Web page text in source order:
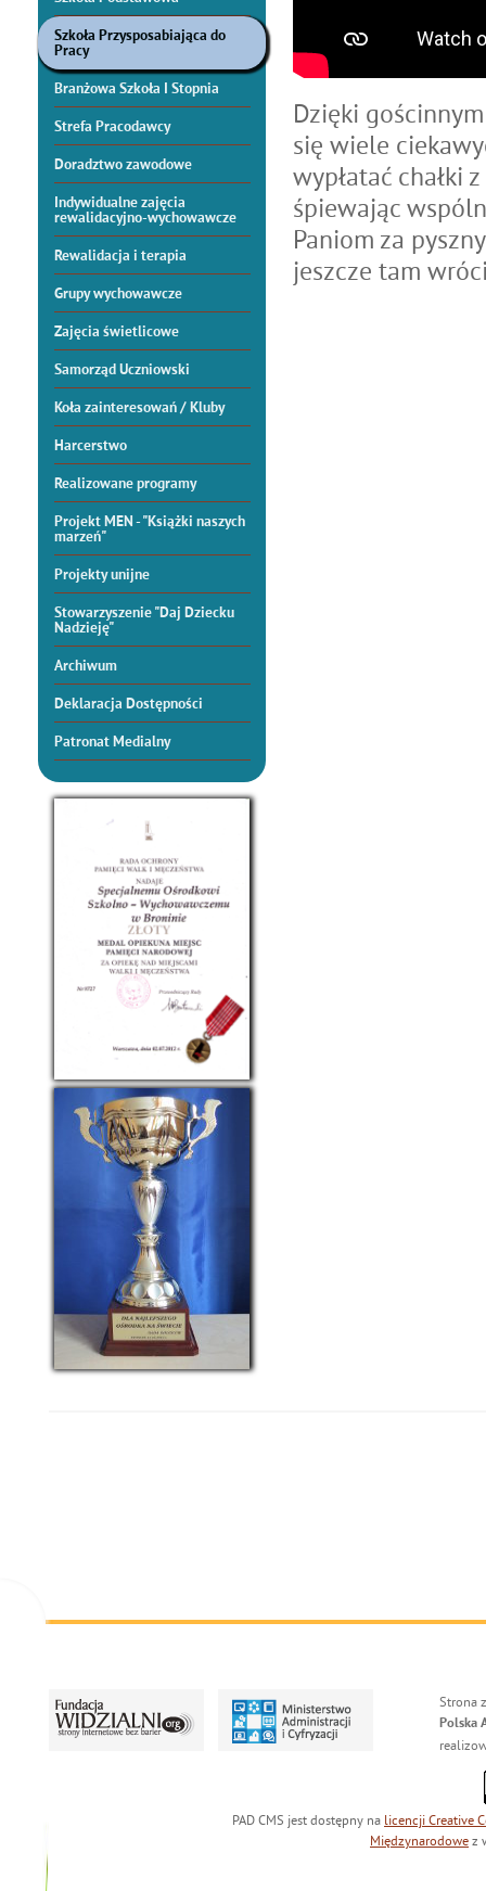
Szkoła Przysposabiająca do
Pracy
Branżowa Szkoła I Stopnia
Strefa Pracodawcy
Doradztwo zawodowe
Indywidualne zajęcia
rewalidacyjno-wychowawcze
Rewalidacja i terapia
Grupy wychowawcze
Zajęcia świetlicowe
Samorząd Uczniowski
Koła zainteresowań / Kluby
Harcerstwo
Realizowane programy
Projekt MEN - "Książki naszych
marzeń"
Projekty unijne
Stowarzyszenie "Daj Dziecku
Nadzieję"
Archiwum
Deklaracja Dostępności
Patronat Medialny
Dzięki
się wiele
wypłatać chałki
śpiewając
Paniom za
jeszcze tam
Strona
Polska
PAD CMS jest dostępny na licencji Creative
Międzynarodowe z